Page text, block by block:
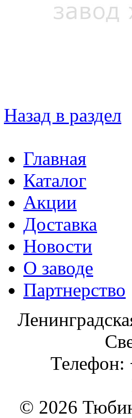
Назад в раздел
Главная
Каталог
Акции
Доставка
Новости
О заводе
Партнерство
Телефон:
© 2026